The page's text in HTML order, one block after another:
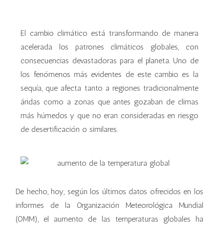
El cambio climático está transformando de manera
acelerada los patrones climáticos globales, con
consecuencias devastadoras para el planeta. Uno de
los fenómenos más evidentes de este cambio es la
sequía, que afecta tanto a regiones tradicionalmente
áridas como a zonas que antes gozaban de climas
más húmedos y que no eran consideradas en riesgo
de desertificación o similares.
De hecho, hoy, según los últimos datos ofrecidos en los
informes de la Organización Meteorológica Mundial
(OMM), el aumento de las temperaturas globales ha